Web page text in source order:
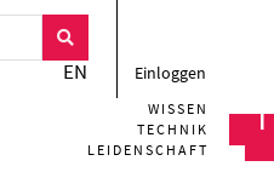
EN Einloggen
WISSEN
TECHNIK
LEIDENSCHAFT